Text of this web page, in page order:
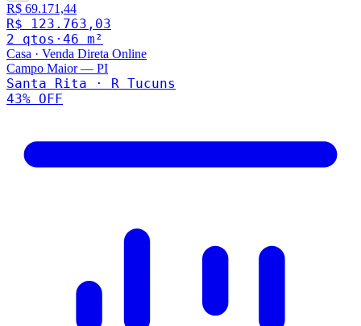
R$ 69.171,44
R$ 123.763,03
2 qtos · 46 m²
Casa · Venda Direta Online
Campo Maior— PI
Santa Rita · R Tucuns
43% OFF